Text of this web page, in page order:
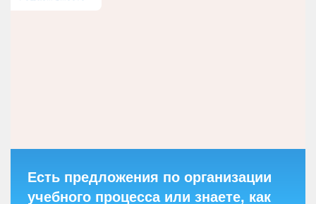
Есть предложения по организации
учебного процесса или знаете, как